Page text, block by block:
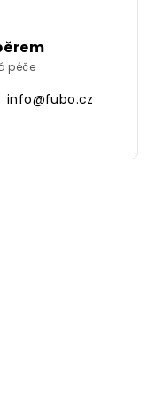
péče
info@fubo.cz